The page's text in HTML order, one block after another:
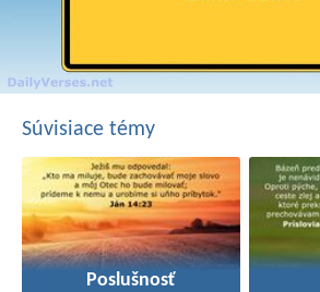
Súvisiace témy
Poslušnosť